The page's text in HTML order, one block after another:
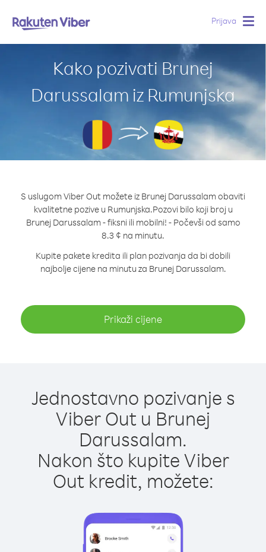
Prijava
Kako pozivati Brunej
Darussalam iz Rumunjska
S uslugom Viber Out možete iz Brunej Darussalam obaviti
kvalitetne pozive u Rumunjska.Pozovi bilo koji broj u
Brunej Darussalam - fiksni ili mobilni! - Počevši od samo
8.3 ¢ na minutu.
Kupite pakete kredita ili plan pozivanja da bi dobili
najbolje cijene na minutu za Brunej Darussalam.
Prikaži cijene
Jednostavno pozivanje s
Viber Out u Brunej
Darussalam.
Nakon što kupite Viber
Out kredit, možete: